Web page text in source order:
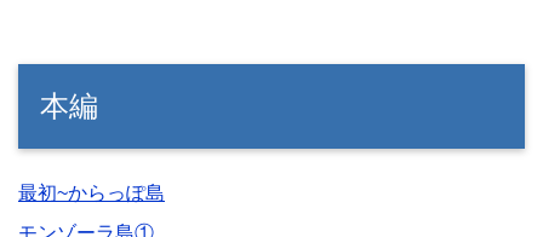
本編
最初~からっぽ島
モンゾーラ島①